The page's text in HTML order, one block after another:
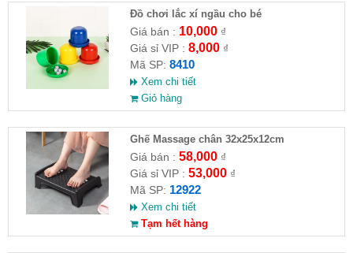
Đồ chơi lắc xí ngầu cho bé
Giá bán : 10,000₫
Giá sỉ VIP : 8,000₫
Mã SP: 8410
Xem chi tiết
Giỏ hàng
Ghế Massage chân 32x25x12cm
Giá bán : 58,000₫
Giá sỉ VIP : 53,000₫
Mã SP: 12922
Xem chi tiết
Tạm hết hàng